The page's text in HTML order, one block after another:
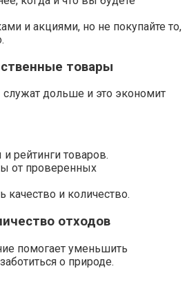
и акциями, но не покупайте то,
товары
дольше и это экономит
рейтинги товаров.
от проверенных
качество и количество.
отходов
помогает уменьшить
о природе.